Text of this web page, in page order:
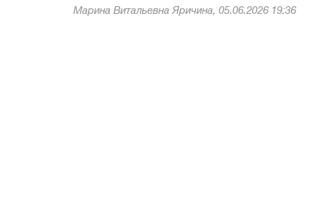
Марина Витальевна Яричина, 05.06.2026 19:36